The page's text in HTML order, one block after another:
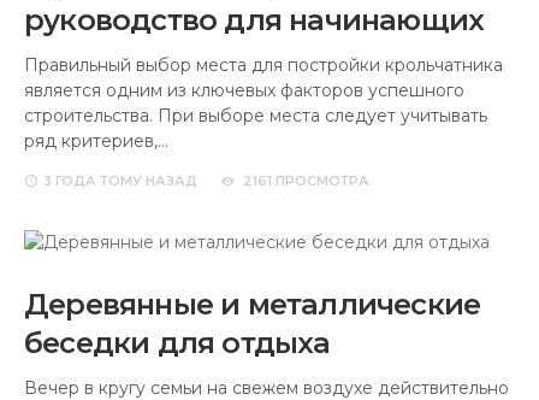
руководство для начинающих
Правильный выбор места для постройки крольчатника
является одним из ключевых факторов успешного
строительства. При выборе места следует учитывать
ряд критериев,…
3 ГОДА ТОМУ НАЗАД 2161 ПРОСМОТРА
Деревянные и металлические
беседки для отдыха
Вечер в кругу семьи на свежем воздухе действительно